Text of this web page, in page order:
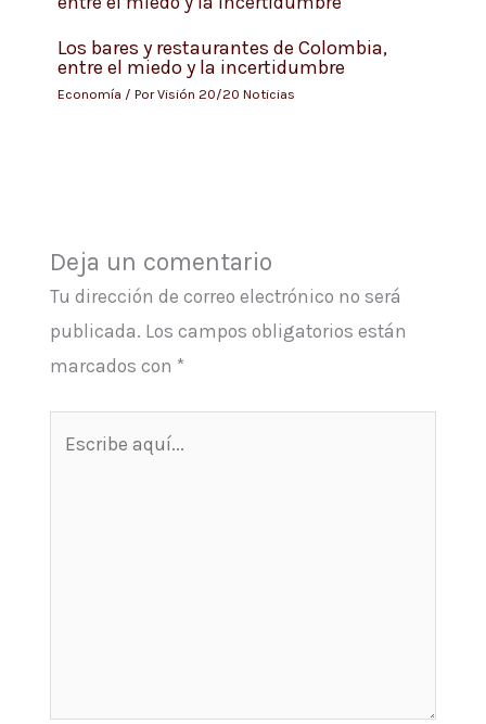
Los bares y restaurantes de Colombia,
entre el miedo y la incertidumbre
Economía / PorVisión 20/20 Noticias
Deja un comentario
Tu dirección de correo electrónico no será
publicada. Los campos obligatorios están
marcados con *